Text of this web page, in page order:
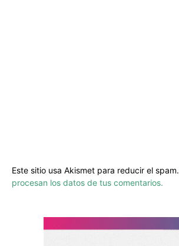
Este sitio usa Akismet para reducir el spam.
procesan los datos de tus comentarios.